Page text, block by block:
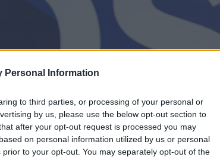
Personal Information
to third parties, or processing of your personal or
by us, please use the below opt-out section to
after your opt-out request is processed you may
on personal information utilized by us or personal
to your opt-out. You may separately opt-out of the